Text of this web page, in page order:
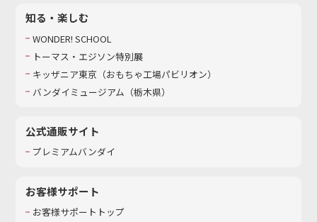
知る・楽しむ
WONDER! SCHOOL
トーマス・エジソン特別展
キッザニア東京（おもちゃ工場パビリオン）​
バンダイミュージアム（栃木県）
公式通販サイト
プレミアムバンダイ
お客様サポート
お客様サポートトップ